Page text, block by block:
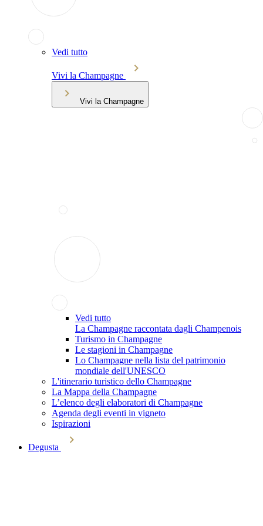
Vedi tutto
Vivi la Champagne
Vivi la Champagne
Vedi tutto
La Champagne raccontata dagli Champenois
Turismo in Champagne
Le stagioni in Champagne
Lo Champagne nella lista del patrimonio
mondiale dell'UNESCO
L'itinerario turistico dello Champagne
La Mappa della Champagne
L’elenco degli elaboratori di Champagne
Agenda degli eventi in vigneto
Ispirazioni
Degusta